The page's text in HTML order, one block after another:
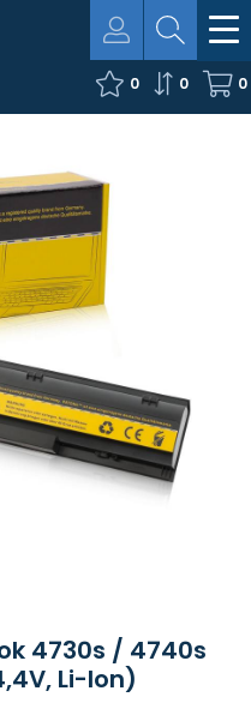
0
0
0
4730s / 4740s
Li-Ion)